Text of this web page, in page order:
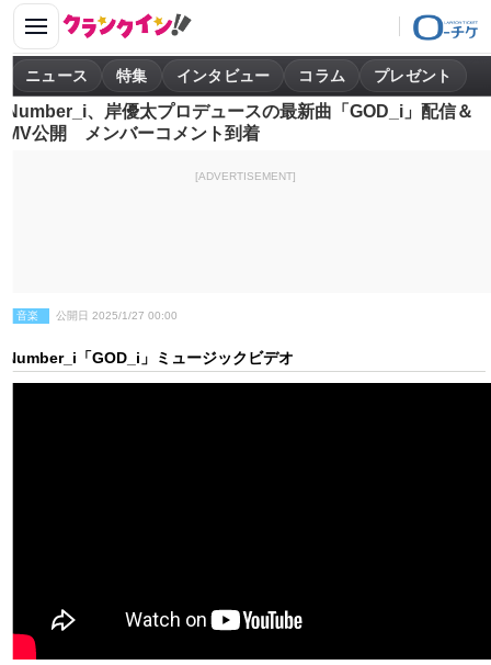
ニュース 特集 インタビュー コラム プレゼント
Number_i、岸優太プロデュースの最新曲「GOD_i」配信＆
MV公開 メンバーコメント到着
[ADVERTISEMENT]
音楽 公開日 2025/1/27 00:00
Number_i「GOD_i」ミュージックビデオ